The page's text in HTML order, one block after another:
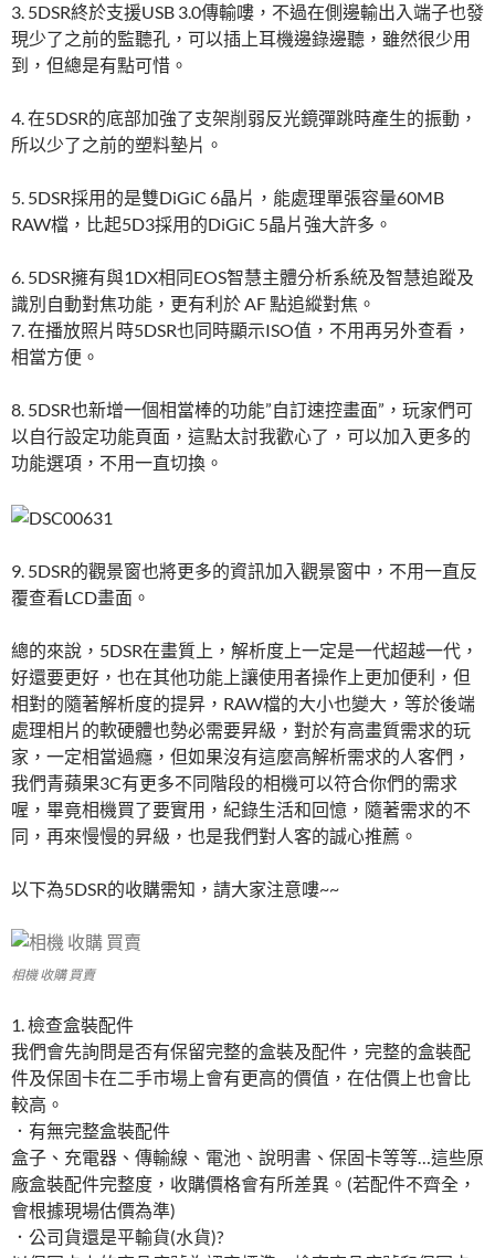
3. 5DSR終於支援USB 3.0傳輸嘍，不過在側邊輸出入端子也發
現少了之前的監聽孔，可以插上耳機邊錄邊聽，雖然很少用
到，但總是有點可惜。
4. 在5DSR的底部加強了支架削弱反光鏡彈跳時產生的振動，
所以少了之前的塑料墊片。
5. 5DSR採用的是雙DiGiC 6晶片，能處理單張容量60MB
RAW檔，比起5D3採用的DiGiC 5晶片強大許多。
6. 5DSR擁有與1DX相同EOS智慧主體分析系統及智慧追蹤及
識別自動對焦功能，更有利於 AF 點追縱對焦。
7. 在播放照片時5DSR也同時顯示ISO值，不用再另外查看，
相當方便。
8. 5DSR也新增一個相當棒的功能”自訂速控畫面”，玩家們可
以自行設定功能頁面，這點太討我歡心了，可以加入更多的
功能選項，不用一直切換。
9. 5DSR的觀景窗也將更多的資訊加入觀景窗中，不用一直反
覆查看LCD畫面。
總的來說，5DSR在畫質上，解析度上一定是一代超越一代，
好還要更好，也在其他功能上讓使用者操作上更加便利，但
相對的隨著解析度的提昇，RAW檔的大小也變大，等於後端
處理相片的軟硬體也勢必需要昇級，對於有高畫質需求的玩
家，一定相當過癮，但如果沒有這麼高解析需求的人客們，
我們青蘋果3C有更多不同階段的相機可以符合你們的需求
喔，畢竟相機買了要實用，紀錄生活和回憶，隨著需求的不
同，再來慢慢的昇級，也是我們對人客的誠心推薦。
以下為5DSR的收購需知，請大家注意嘍~~
相機 收購 買賣
1. 檢查盒裝配件
我們會先詢問是否有保留完整的盒裝及配件，完整的盒裝配
件及保固卡在二手市場上會有更高的價值，在估價上也會比
較高。
．有無完整盒裝配件
盒子、充電器、傳輸線、電池、說明書、保固卡等等…這些原
廠盒裝配件完整度，收購價格會有所差異。(若配件不齊全，
會根據現場估價為準)
．公司貨還是平輸貨(水貨)?